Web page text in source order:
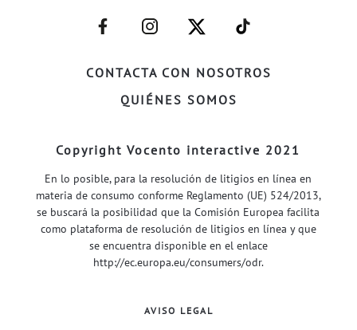
CONTACTA CON NOSOTROS
QUIÉNES SOMOS
–
FACEBOOK–
–
INSTAGRAM–
–
TWITTER–
–
WELIFE–
Copyright Vocento interactive 2021
En lo posible, para la resolución de litigios en línea en
materia de consumo conforme Reglamento (UE) 524/2013,
se buscará la posibilidad que la Comisión Europea facilita
como plataforma de resolución de litigios en línea y que
se encuentra disponible en el enlace
http://ec.europa.eu/consumers/odr.
AVISO LEGAL